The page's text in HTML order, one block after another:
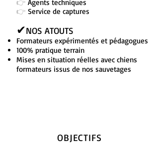
👉 Agents techniques
👉 Service de captures
✔NOS ATOUTS
Formateurs expérimentés et pédagogues
100% pratique terrain
Mises en situation réelles avec chiens
formateurs issus de nos sauvetages
OBJECTIFS